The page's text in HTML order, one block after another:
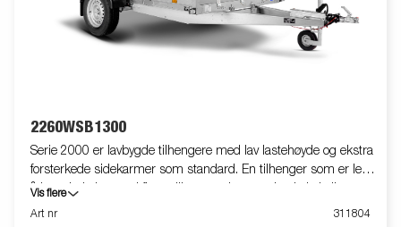
2260WSB1300
Serie 2000 er lavbygde tilhengere med lav lastehøyde og ekstra
forsterkede sidekarmer som standard. En tilhenger som er lett
å laste i, de leveres i flere ulike størrelser med enkel aksling
med eller uten brems. Det er også tippede utgaver med baklem
Vis flere
Art nr
311804